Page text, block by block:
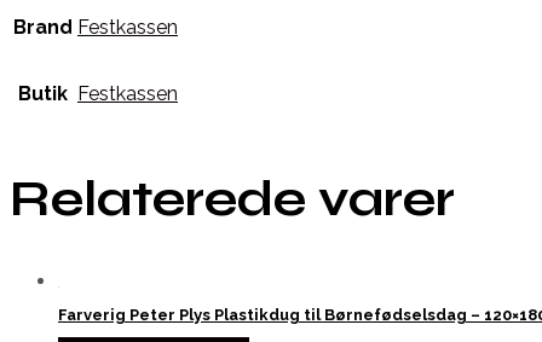
Brand Festkassen
Butik Festkassen
Relaterede varer
Farverig Peter Plys Plastikdug til Børnefødselsdag –